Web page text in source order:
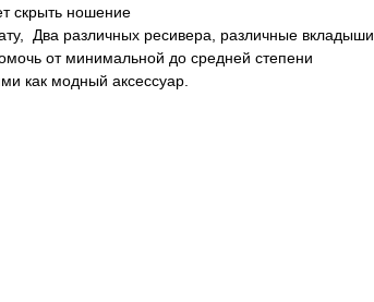
скрыть ношение
Два различных ресивера, различные вкладыши
от минимальной до средней степени
как модный аксессуар.